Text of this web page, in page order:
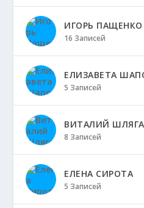
ИГОРЬ ПАЩЕНКО
16 Записей
ЕЛИЗАВЕТА
5 Записей
ВИТАЛИЙ ШЛЯГА
8 Записей
ЕЛЕНА СИРОТА
5 Записей